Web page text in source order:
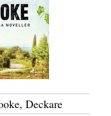
Deckare